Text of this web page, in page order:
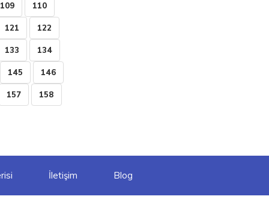
109 110
121 122
133 134
145 146
157 158
İletişim Blog